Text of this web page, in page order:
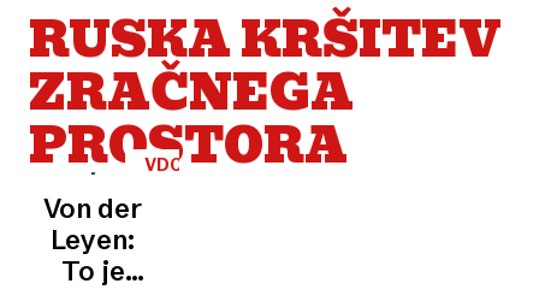
RUSKA KRŠITEV
ZRAČNEGA
PROSTORA
VDORI
Von der
Leyen:
To je